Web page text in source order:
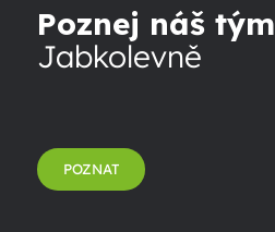
Poznej náš tým
Jabkolevně
POZNAT